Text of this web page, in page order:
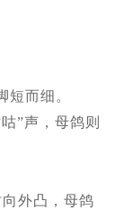
而细。
”声，母鸽则
外凸，母鸽